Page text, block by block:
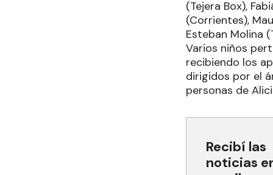
(Tejera Box),
(Corrientes),
Esteban Molina
Varios niños
recibiendo los
dirigidos por el
personas de
Recibí las
noticias